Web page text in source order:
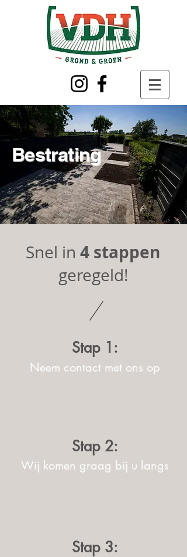
Bestrating
Snel in 4 stappen
geregeld!
Stap 1:
Neem contact met ons op
Stap 2:
Wij komen graag bij u langs
Stap 3: